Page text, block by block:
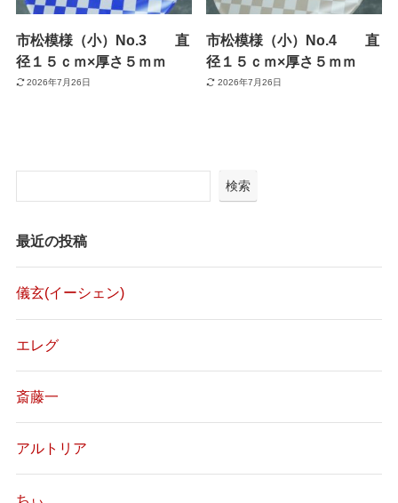
市松模様（小）No.3 直
径１５ｃｍ×厚さ５ｍｍ
2026年7月26日
市松模様（小）No.4 直
径１５ｃｍ×厚さ５ｍｍ
2026年7月26日
検索
最近の投稿
儀玄(イーシェン)
エレグ
斎藤一
アルトリア
ちぃ